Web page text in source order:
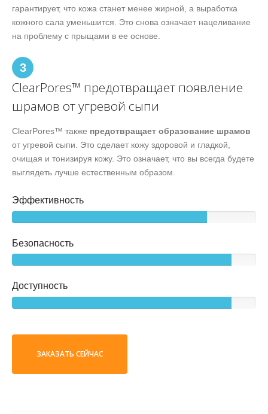
гарантирует, что кожа станет менее жирной, а выработка
кожного сала уменьшится. Это снова означает нацеливание
на проблему с прыщами в ее основе.
3
ClearPores™ предотвращает появление
шрамов от угревой сыпи
ClearPores™ также предотвращает образование шрамов
от угревой сыпи. Это сделает кожу здоровой и гладкой,
очищая и тонизируя кожу. Это означает, что вы всегда будете
выглядеть лучше естественным образом.
Эффективность
Безопасность
Доступность
ЗАКАЗАТЬ СЕЙЧАС